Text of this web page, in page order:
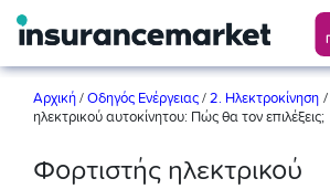
Αρχική / Οδηγός Ενέργειας / 2. Ηλεκτροκίνηση /
ηλεκτρικού αυτοκίνητου: Πώς θα τον επιλέξεις;
Φορτιστής ηλεκτρικού